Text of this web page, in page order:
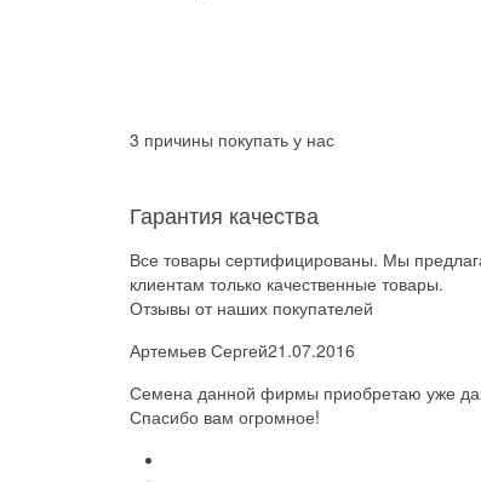
3 причины покупать у нас
Гарантия качества
Все товары сертифицированы. Мы
клиентам только качественные товары.
Отзывы от наших покупателей
Артемьев Сергей21.07.2016
Семена данной фирмы приобретаю уже
Спасибо вам огромное!